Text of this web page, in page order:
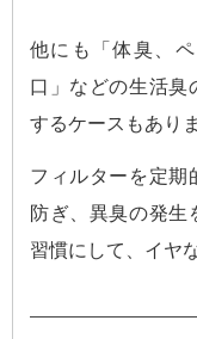
他にも「体臭、
口」などの生活臭
するケースもあり
フィルターを定期
防ぎ、異臭の発生
習慣にして、イヤ